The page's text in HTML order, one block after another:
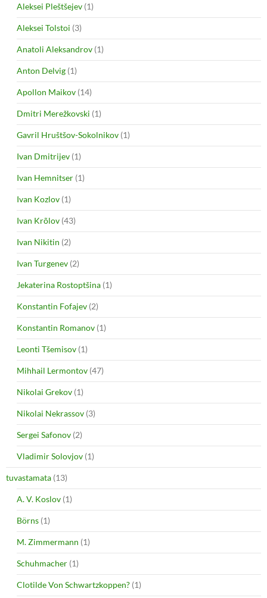
Aleksei Pleštšejev (1)
Aleksei Tolstoi (3)
Anatoli Aleksandrov (1)
Anton Delvig (1)
Apollon Maikov (14)
Dmitri Merežkovski (1)
Gavril Hruštšov-Sokolnikov (1)
Ivan Dmitrijev (1)
Ivan Hemnitser (1)
Ivan Kozlov (1)
Ivan Krõlov (43)
Ivan Nikitin (2)
Ivan Turgenev (2)
Jekaterina Rostoptšina (1)
Konstantin Fofajev (2)
Konstantin Romanov (1)
Leonti Tšemisov (1)
Mihhail Lermontov (47)
Nikolai Grekov (1)
Nikolai Nekrassov (3)
Sergei Safonov (2)
Vladimir Solovjov (1)
tuvastamata (13)
A. V. Koslov (1)
Börns (1)
M. Zimmermann (1)
Schuhmacher (1)
Clotilde Von Schwartzkoppen? (1)